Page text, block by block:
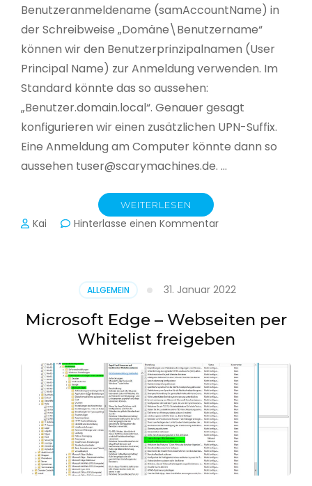
Benutzeranmeldename (samAccountName) in
der Schreibweise „Domäne\Benutzername“
können wir den Benutzerprinzipalnamen (User
Principal Name) zur Anmeldung verwenden. Im
Standard könnte das so aussehen:
„Benutzer.domain.local“. Genauer gesagt
konfigurieren wir einen zusätzlichen UPN-Suffix.
Eine Anmeldung am Computer könnte dann so
aussehen tuser@scarymachines.de. …
WEITERLESEN
Kai Hinterlasse einen Kommentarzu
(UPN)
im
Active
Directory
ALLGEMEIN 31. Januar 2022
Microsoft Edge – Webseiten per
Whitelist freigeben